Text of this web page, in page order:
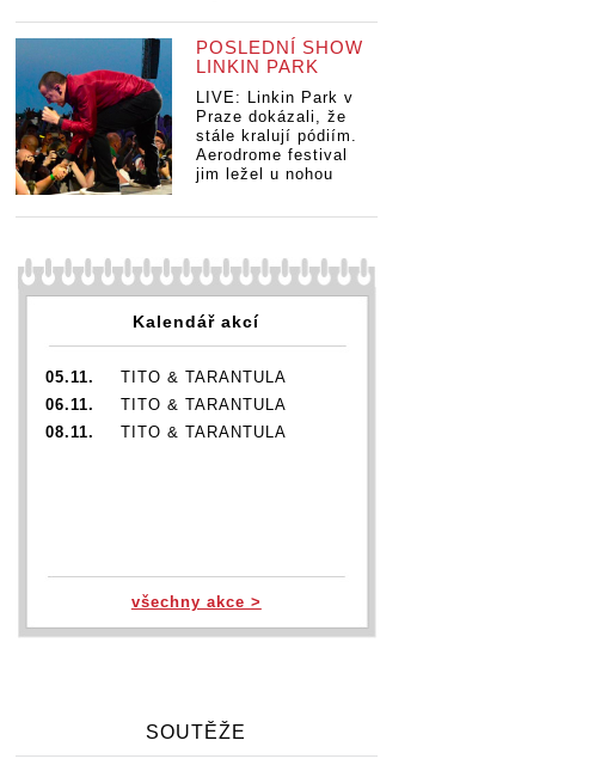
POSLEDNÍ SHOW
LINKIN PARK
LIVE: Linkin Park v
Praze dokázali, že
stále kralují pódiím.
Aerodrome festival
jim ležel u nohou
Kalendář akcí
05.11.
TITO & TARANTULA
06.11.
TITO & TARANTULA
08.11.
TITO & TARANTULA
všechny akce >
SOUTĚŽE